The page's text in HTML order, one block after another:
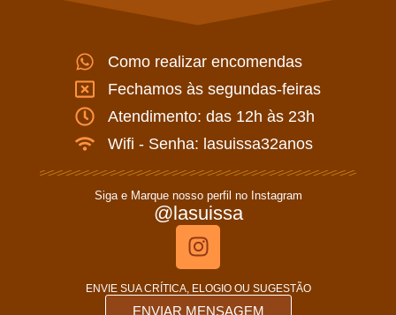
Como realizar encomendas
Fechamos às segundas-feiras
Atendimento: das 12h às 23h
Wifi - Senha: lasuissa32anos
Siga e Marque nosso perfil no Instagram
@lasuissa
ENVIE SUA CRÍTICA, ELOGIO OU SUGESTÃO
ENVIAR MENSAGEM